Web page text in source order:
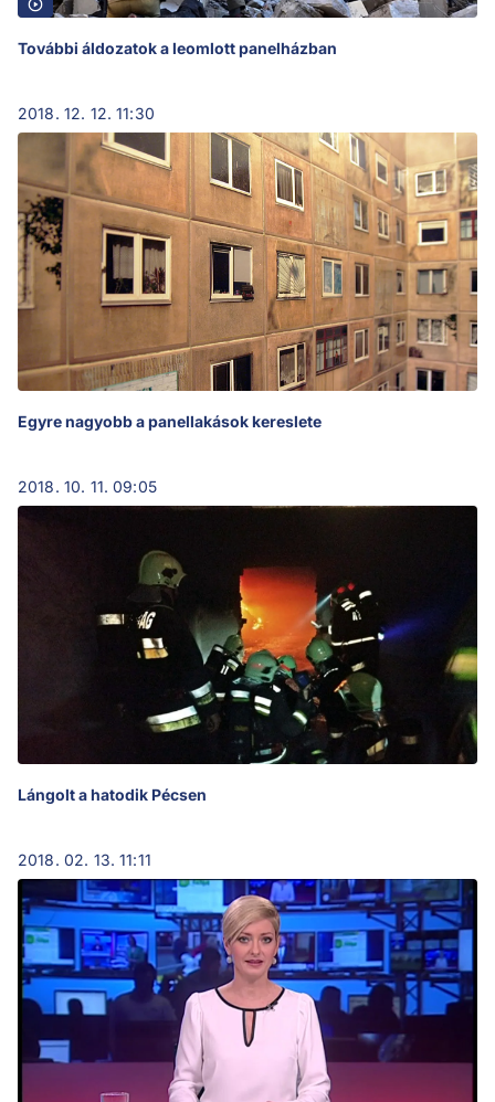
További áldozatok a leomlott panelházban
2018. 12. 12. 11:30
Egyre nagyobb a panellakások kereslete
2018. 10. 11. 09:05
Lángolt a hatodik Pécsen
2018. 02. 13. 11:11